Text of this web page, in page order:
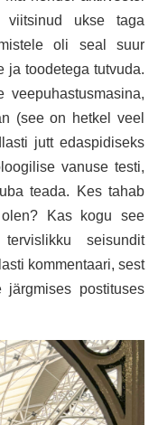
ukse taga
oli seal suur
ja toodetega tutvuda.
(see on hetkel veel
jutt edaspidiseks
vanuse testi,
teada. Kes tahab
Kas kogu see
seisundit
kommentaari, sest
postituses